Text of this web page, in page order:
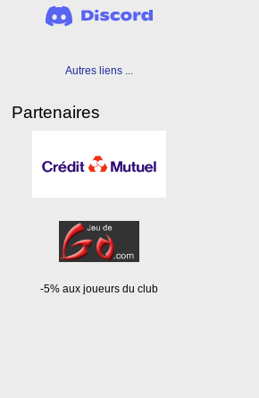
Autres liens ...
Partenaires
-5% aux joueurs du club